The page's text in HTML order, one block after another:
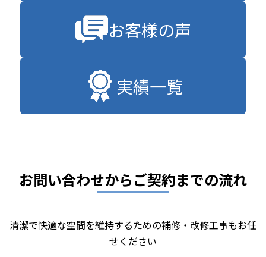
お客様の声
実績一覧
お問い合わせからご契約までの流れ
清潔で快適な空間を維持するための補修・改修工事もお任
せください